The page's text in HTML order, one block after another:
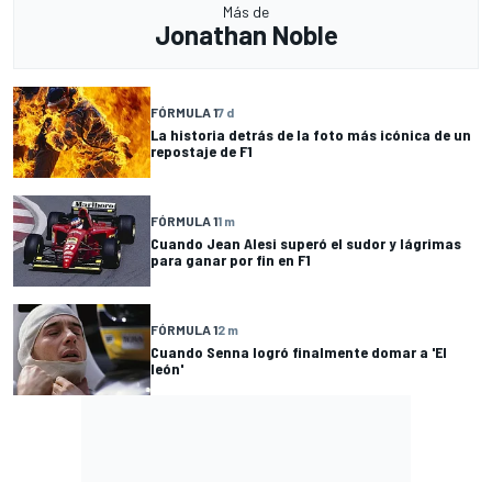
Más de
Jonathan Noble
FÓRMULA 17 d
La historia detrás de la foto más icónica de un
repostaje de F1
FÓRMULA 11 m
Cuando Jean Alesi superó el sudor y lágrimas
para ganar por fin en F1
FÓRMULA 12 m
Cuando Senna logró finalmente domar a 'El
león'